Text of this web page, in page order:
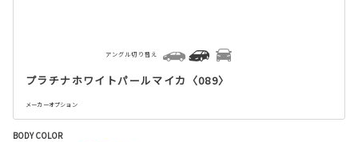
プラチナホワイトパールマイカ〈089〉
メーカーオプション
アングル切り替え
BODY COLOR